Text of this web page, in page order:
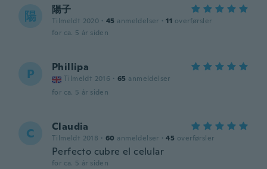
陽 陽子
Tilmeldt 2020 · 45 anmeldelser · 11 overførsler
for ca. 5 år siden
P Phillipa
Tilmeldt 2016 · 65 anmeldelser
for ca. 5 år siden
C Claudia
Tilmeldt 2018 · 60 anmeldelser · 45 overførsler
Perfecto cubre el celular
for ca. 5 år siden